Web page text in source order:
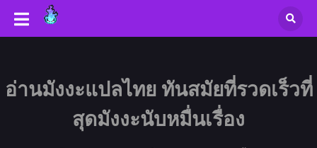
อ่านมังงะแปลไทย ทันสมัยที่รวดเร็วที่
สุดมังงะนับหมื่นเรื่อง